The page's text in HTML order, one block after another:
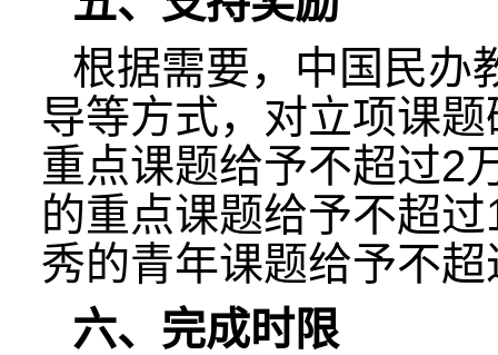
根据需要，中国民办
导等方式，对立项课
重点课题给予不超过2
的重点课题给予不超
秀的青年课题给予不
六、完成时限